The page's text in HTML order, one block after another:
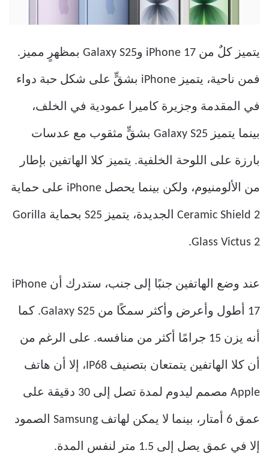
يتميز كلٌ من iPhone 17 وGalaxy S25 بمظهرٍ مميز.
فمن ناحية، يتميز iPhone بشقٍّ على شكل حبة دواء
في المقدمة وجزيرة كاميرا عمودية في الخلف،
بينما يتميز Galaxy S25 بشقٍّ مثقوب مع عدسات
بارزة على اللوحة الخلفية. يتميز كلا الهاتفين بإطار
من الألومنيوم، ولكن بينما يحصل iPhone على حماية
Ceramic Shield 2 الجديدة، يتميز S25 بحماية Gorilla
Glass Victus 2.
عند وضع الهاتفين جنبًا إلى جنب، ستدرك أن iPhone
17 أطول وأعرض وأكثر سمكًا من Galaxy S25. كما
أنه يزن 15 جرامًا أكثر من منافسه. على الرغم من
أن كلا الهاتفين يتمتعان بتصنيف IP68، إلا أن هاتف
Apple مصمم ليدوم لمدة تصل إلى 30 دقيقة على
عمق 6 أمتار، بينما لا يمكن لهاتف Samsung الصمود
إلا في عمق يصل إلى 1.5 متر لنفس المدة.